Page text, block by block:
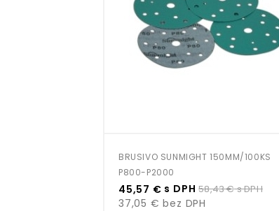
BRUSIVO SUNMIGHT 150MM/100KS
P800-P2000
Cena
45,57 € s DPH Bežná
cena
58,43 €s DPH
37,05 € bez DPH